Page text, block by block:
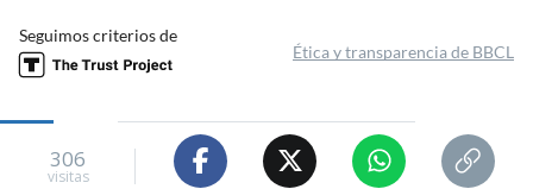
Seguimos criterios de
Ética y transparencia de BBCL
306
visitas